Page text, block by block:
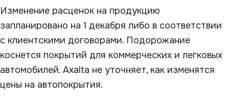
Изменение расценок на продукцию
запланировано на 1 декабря либо в соответствии
с клиентскими договорами. Подорожание
коснется покрытий для коммерческих и легковых
автомобилей. Axalta не уточняет, как изменятся
цены на автопокрытия.